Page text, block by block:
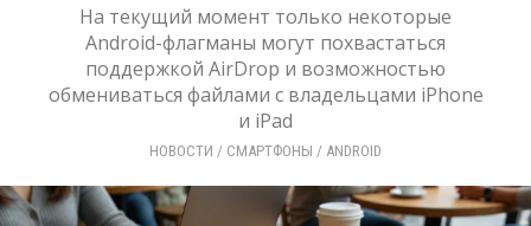
На текущий момент только некоторые
Android-флагманы могут похвастаться
поддержкой AirDrop и возможностью
обмениваться файлами с владельцами iPhone
и iPad
НОВОСТИ / СМАРТФОНЫ / ANDROID